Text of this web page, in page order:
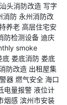
汕头消防改造 写字
消防 永州消防改
养老 高层住宅安
防检测设备 迪庆
smoke
底 娄底消防 娄底
防改造 出租屋集
器 燃气安全 海口
电量报警 液位计
烟感 滨州市安装